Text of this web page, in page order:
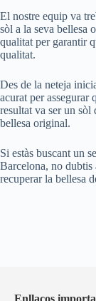
El nostre equip va
sòl a la seva bellesa
qualitat per garantir
qualitat.
Des de la neteja
acurat per assegurar
resultat va ser un
bellesa original.
Si estàs buscant un
Barcelona, no dubtis
recuperar la bellesa